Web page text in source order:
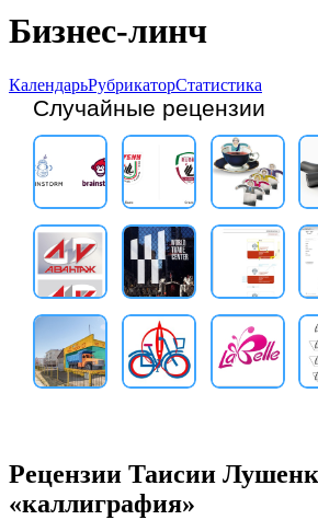
Бизнес-линч
КалендарьРубрикаторСтатистика
Случайные рецензии
Рецензии Таисии
«каллиграфия»